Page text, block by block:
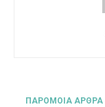
ΠΑΡΟΜΟΙΑ ΑΡΘΡΑ